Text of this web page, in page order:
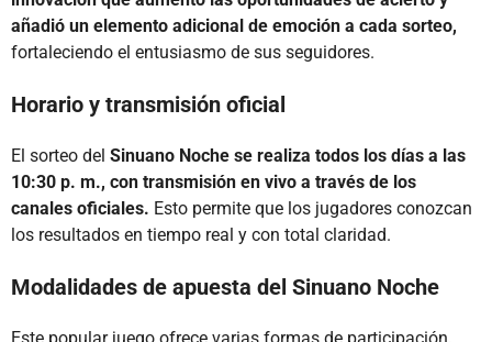
añadió un elemento adicional de emoción a cada sorteo,
fortaleciendo el entusiasmo de sus seguidores.
Horario y transmisión oficial
El sorteo del Sinuano Noche se realiza todos los días a las
10:30 p. m., con transmisión en vivo a través de los
canales oficiales. Esto permite que los jugadores conozcan
los resultados en tiempo real y con total claridad.
Modalidades de apuesta del Sinuano Noche